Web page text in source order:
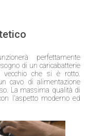
perfettamente
di un caricabatterie
che si è rotto.
cavo di alimentazione
La massima qualità di
l'aspetto moderno ed